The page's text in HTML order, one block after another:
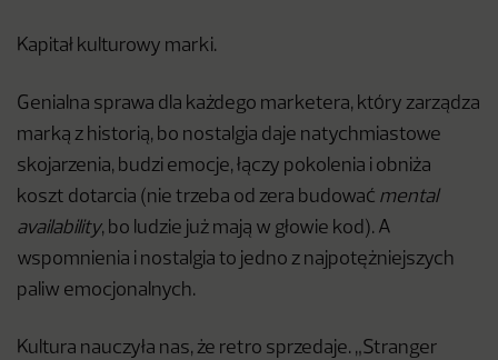
Kapitał kulturowy marki.
Genialna sprawa dla każdego marketera, który zarządza
marką z historią, bo nostalgia daje natychmiastowe
skojarzenia, budzi emocje, łączy pokolenia i obniża
koszt dotarcia (nie trzeba od zera budować mental
availability, bo ludzie już mają w głowie kod). A
wspomnienia i nostalgia to jedno z najpotężniejszych
paliw emocjonalnych.
Kultura nauczyła nas, że retro sprzedaje. „Stranger